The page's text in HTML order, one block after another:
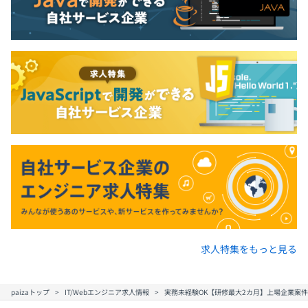
求人特集をもっと見る
paizaトップ IT/Webエンジニア求人情報 実務未経験OK【研修最大2カ月】上場企業案